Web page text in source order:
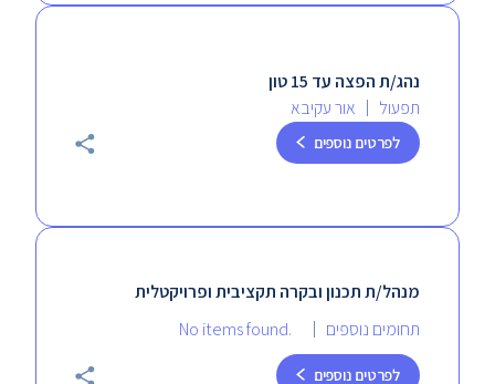
נהג/ת הפצה עד 15 טון
אור עקיבא
תפעול
לפרטים נוספים
מנהל/ת תכנון ובקרה תקציבית ופרויקטלית
No items found.
תחומים נוספים
לפרטים נוספים